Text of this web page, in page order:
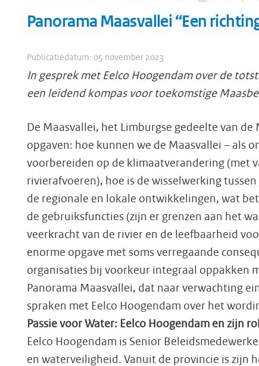
Panorama Maasvallei “Een
Publicatiedatum: 05 november 2023
In gesprek met Eelco Hoogendam over de
een leidend kompas voor toekomstige
De Maasvallei, het Limburgse gedeelte van
opgaven: hoe kunnen we de Maasvallei – als
voorbereiden op de klimaatverandering (met
rivierafvoeren), hoe is de wisselwerking
de regionale en lokale ontwikkelingen, wat
de gebruiksfuncties (zijn er grenzen aan het
veerkracht van de rivier en de leefbaarheid
enorme opgave met soms verregaande
organisaties bij voorkeur integraal oppakken
Panorama Maasvallei, dat naar verwachting
spraken met Eelco Hoogendam over het
Passie voor Water: Eelco Hoogendam en zijn
Eelco Hoogendam is Senior
en waterveiligheid. Vanuit de provincie is zijn